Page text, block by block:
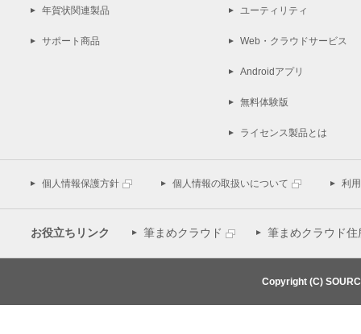
年賀状関連製品
サポート商品
ユーティリティ
Web・クラウドサービス
Androidアプリ
無料体験版
ライセンス製品とは
個人情報保護方針 個人情報の取扱いについて 利
お役立ちリンク 筆まめクラウド 筆まめクラウド住
Copyright (C)